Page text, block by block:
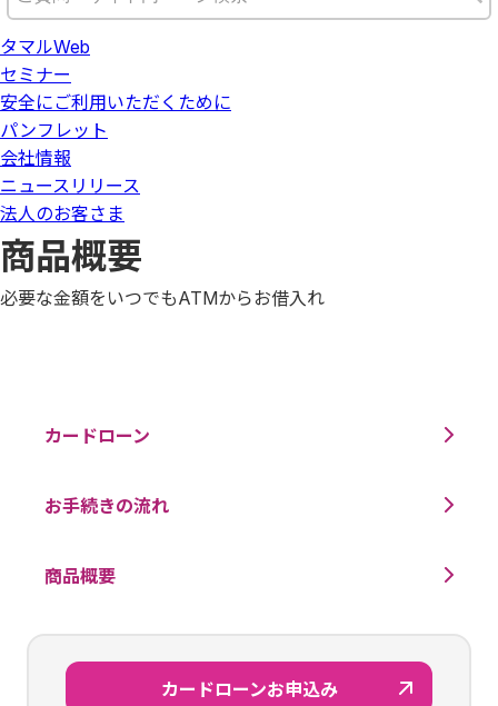
タマルWeb
セミナー
安全にご利用いただくために
パンフレット
会社情報
ニュースリリース
法人のお客さま
商品概要
必要な金額をいつでもATMからお借入れ
カードローン
お手続きの流れ
商品概要
カードローンお申込み